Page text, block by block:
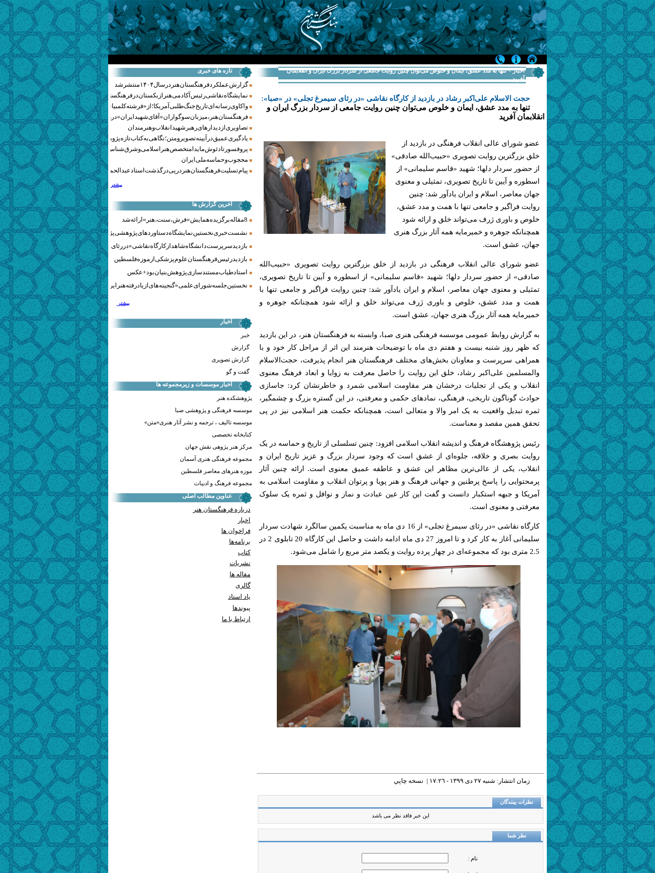
تازه های خبری
گزارش عملکرد فرهنگستان هنر در سال ۱۴۰۴ منتشر شد
نمایشگاه نقاشی رئیس آکادمی هنر ازبکستان در فرهنگستان هنر
واکاوی رسانه‌ای تاریخ جنگ‌طلبی آمریکا؛ از «فرشته کلمبیا» تا پنتاگونیسم هالیوود
فرهنگستان هنر، میزبان سوگواران «آقای شهید ایران» در روزهای وداع شد+ گزارش تصویری
تصاویری از دیدارهای رهبر شهید انقلاب و هنرمندان
یادگیری عمیق در آیینه تصویر و متن؛ نگاهی به کتاب تازه پژوهشکده هنر
پروفسور تادئوش مایدا متخصص هنر اسلامی و شرق‌شناس لهستانی درگذشت
محجوب و حماسه ملی ایران
پیام تسلیت فرهنگستان هنر در پی درگذشت استاد عبدالحمید نقره‌کار
بیشتر
آخرین گزارش ها
8 مقاله برگزیده همایش «فرش، سنت، هنر» ارائه شد
نشست خبری نخستین نمایشگاه دستاوردهای پژوهشی پژوهشگاه‌های هنری
بازدید سرپرست دانشگاه شاهد از کارگاه نقاشی «در رثای سیمرغ تجلی»
بازدید رئیس فرهنگستان علوم پزشکی از موزه فلسطین
استاد طیاب مستندسازی پژوهش‌بنیان بود + عکس
نخستین جلسه شورای علمی «گنجینه‌های ازیادرفته هنر ایران» برگزار شد
بیشتر
اخبار
خبر
گزارش
گزارش تصویری
گفت و گو
اخبار موسسات و زیرمجموعه ها
پژوهشکده هنر
موسسه فرهنگی و پژوهشی صبا
موسسه تالیف ، ترجمه و نشر آثار هنری«متن»
کتابخانه تخصصی
مرکز هنر پژوهی نقش جهان
مجموعه فرهنگی هنری آسمان
موزه هنرهای معاصر فلسطین
مجموعه فرهنگ و ادبیات
عناوین مطالب اصلی
درباره فرهنگستان هنر
اخبار
فراخوان ها
برنامه‌ها
کتاب
نشریات
مقاله ها
گالری
یاد استاد
پيوندها
ارتباط با ما
اخبار > تنها به مدد عشق، ایمان و خلوص می‌توان چنین روایت جامعی از سردار بزرگ ایران و انقلابمان
آفرید
حجت الاسلام علی‌اکبر رشاد در بازدید از کارگاه نقاشی «در رثای سیمرغ تجلی» در «صبا»:
تنها به مدد عشق، ایمان و خلوص می‌توان چنین روایت جامعی از سردار بزرگ ایران و
انقلابمان آفرید
عضو شورای عالی انقلاب فرهنگی در بازدید از
خلق بزرگترین روایت تصویری «حبیب‌الله صادقی»
از حضور سردار دلها؛ شهید «قاسم سلیمانی» از
اسطوره و آیین تا تاریخ تصویری، تمثیلی و معنوی
جهان معاصر، اسلام و ایران یادآور شد: چنین
روایت فراگیر و جامعی تنها با همت و مدد عشق،
خلوص و باوری ژرف می‌تواند خلق و ارائه شود
همچنانکه جوهره و خمیرمایه همه آثار بزرگ هنری
جهان، عشق است.
عضو شورای عالی انقلاب فرهنگی در بازدید از خلق بزرگترین روایت تصویری «حبیب‌الله
صادقی» از حضور سردار دلها؛ شهید «قاسم سلیمانی» از اسطوره و آیین تا تاریخ تصویری،
تمثیلی و معنوی جهان معاصر، اسلام و ایران یادآور شد: چنین روایت فراگیر و جامعی تنها با
همت و مدد عشق، خلوص و باوری ژرف می‌تواند خلق و ارائه شود همچنانکه جوهره و
خمیرمایه همه آثار بزرگ هنری جهان، عشق است.
به گزارش روابط عمومی موسسه فرهنگی هنری صبا، وابسته به فرهنگستان هنر، در این بازدید
که ظهر روز شنبه بیست و هفتم دی ماه با توضیحات هنرمند این اثر از مراحل کار خود و با
همراهی سرپرست و معاونان بخش‌های مختلف فرهنگستان هنر انجام پذیرفت، حجت‌الاسلام
والمسلمین علی‌اکبر رشاد، خلق این روایت را حاصل معرفت به زوایا و ابعاد فرهنگ معنوی
انقلاب و یکی از تجلیات درخشان هنر مقاومت اسلامی شمرد و خاطرنشان کرد: جاسازی
حوادث گوناگون تاریخی، فرهنگی، نمادهای حکمی و معرفتی، در این گستره بزرگ و چشمگیر،
ثمره تبدیل واقعیت به یک امر والا و متعالی است، همچنانکه حکمت هنر اسلامی نیز در پی
تحقق همین مقصد و معناست.
رئیس پژوهشگاه فرهنگ و اندیشه انقلاب اسلامی افزود: چنین تسلسلی از تاریخ و حماسه در یک
روایت بصری و خلاقه، جلوه‌ای از عشق است که وجود سردار بزرگ و عزیز تاریخ ایران و
انقلاب، یکی از عالی‌ترین مظاهر این عشق و عاطفه عمیق معنوی است. ارائه چنین آثار
پرمحتوایی را پاسخ پرطنین و جهانی فرهنگ و هنر پویا و پرتوان انقلاب و مقاومت اسلامی به
آمریکا و جبهه استکبار دانست و گفت این کار عین عبادت و نماز و نوافل و ثمره یک سلوک
معرفتی و معنوی است.
کارگاه نقاشی «در رثای سیمرغ تجلی» از 16 دی ‌ماه به مناسبت یکمین سالگرد شهادت سردار
سلیمانی آغاز به کار کرد و تا امروز 27 دی ماه ادامه داشت و حاصل این کارگاه 20 تابلوی 2 در
2.5 متری بود که مجموعه‌ای در چهار پرده روایت و یکصد متر مربع را شامل می‌شود.
زمان انتشار: شنبه ٢٧ دی ١٣٩٩ - ١٧:٢٦ | نسخه چاپي
نظرات بینندگان
این خبر فاقد نظر می باشد
نظر شما
نام :